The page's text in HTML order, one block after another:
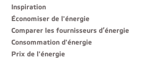
Inspiration
Économiser de l'énergie
Comparer les fournisseurs d’énergie
Consommation d'énergie
Prix de l'énergie